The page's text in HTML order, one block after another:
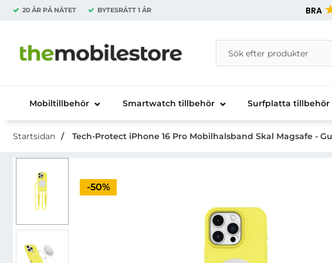
20 ÅR PÅ NÄTET BYTESRÄTT 1 ÅR BRA
Startsidan för Danira Telecom AB
Sök
Sök på Danira Telecom
Mobiltillbehör Smartwatch tillbehör Surfplatta tillbehör
Startsidan Tech-Protect iPhone 16 Pro Mobilhalsband Skal Magsafe -
Priset är nedsatt med
-50%